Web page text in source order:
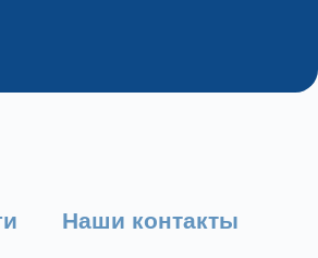
Наши контакты